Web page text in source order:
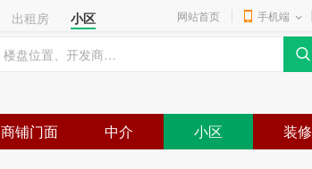
网站首页 手机端
出租房
小区
商铺门面 中介 小区 装修